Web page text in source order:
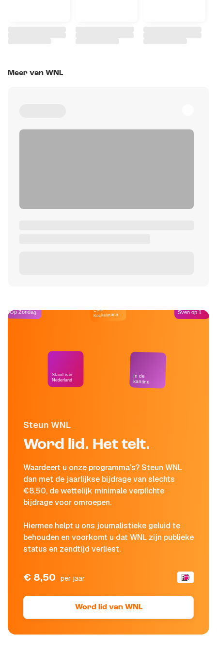
Meer van WNL
Steun WNL
Word lid. Het telt.
Waardeert u onze programma's? Steun WNL
dan met de jaarlijkse bijdrage van slechts
€8,50, de wettelijk minimale verplichte
bijdrage voor omroepen.
Hiermee helpt u ons journalistieke geluid te
behouden en voorkomt u dat WNL zijn publieke
status en zendtijd verliest.
€ 8,50 per jaar
Word lid van WNL
Op Zondag
Stand van
Nederland
Café
Kockelmann
In de
kantine
Sven op 1